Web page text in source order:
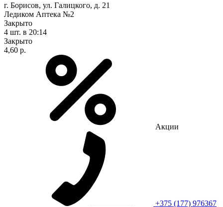
г. Борисов, ул. Галицкого, д. 21
Ледиком Аптека №2
Закрыто
4 шт. в 20:14
Закрыто
4,60 р.
Акции
+375 (177) 976367